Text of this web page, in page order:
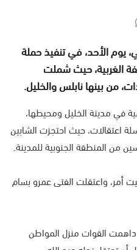
يوم الأحد، في تنفيذ حملة
الغربية، حيث شملت
من بينها نابلس والخليل.
في مدينة الخليل ومحيطها،
اعتقالات، حيث احتجزت الشابين
من المنطقة الجنوبية للمدينة.
أمر، واعتقلت الفتى عمرو بسام
القوات منزل المواطن